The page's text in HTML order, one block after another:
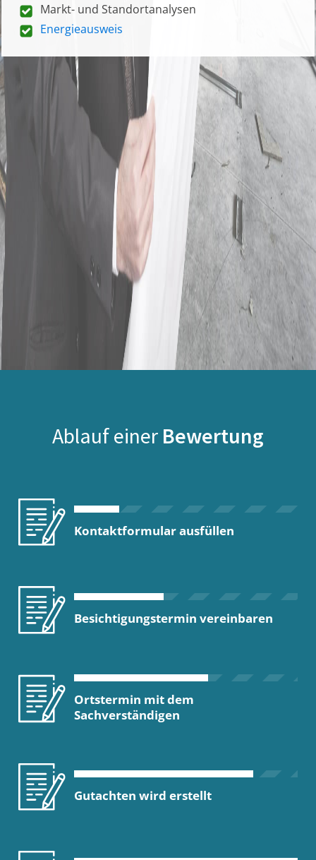
Markt- und Standortanalysen
Energieausweis
Ablauf einer Bewertung
Kontaktformular ausfüllen
Besichtigungstermin vereinbaren
Ortstermin mit dem
Sachverständigen
Gutachten wird erstellt